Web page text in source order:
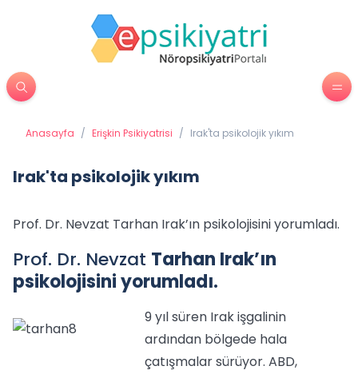
Anasayfa / Erişkin Psikiyatrisi / Irak'ta psikolojik yıkım
Irak'ta psikolojik yıkım
Prof. Dr. Nevzat Tarhan Irak’ın psikolojisini yorumladı.
Prof. Dr. Nevzat Tarhan Irak’ın
psikolojisini yorumladı.
9 yıl süren Irak işgalinin
ardından bölgede hala
çatışmalar sürüyor. ABD,